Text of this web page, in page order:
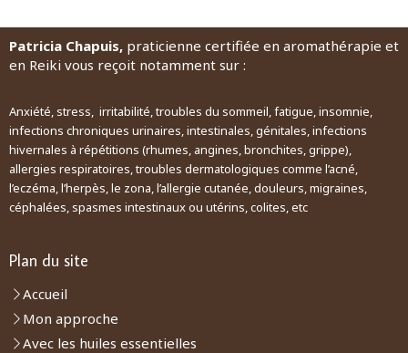
Patricia Chapuis, praticienne certifiée en aromathérapie et
en Reiki vous reçoit notamment sur :
Anxiété, stress, irritabilité, troubles du sommeil, fatigue, insomnie,
infections chroniques urinaires, intestinales, génitales, infections
hivernales à répétitions (rhumes, angines, bronchites, grippe),
allergies respiratoires, troubles dermatologiques comme l’acné,
l’eczéma, l’herpès, le zona, l’allergie cutanée, douleurs, migraines,
céphalées, spasmes intestinaux ou utérins, colites, etc
Plan du site
Accueil
Mon approche
Avec les huiles essentielles